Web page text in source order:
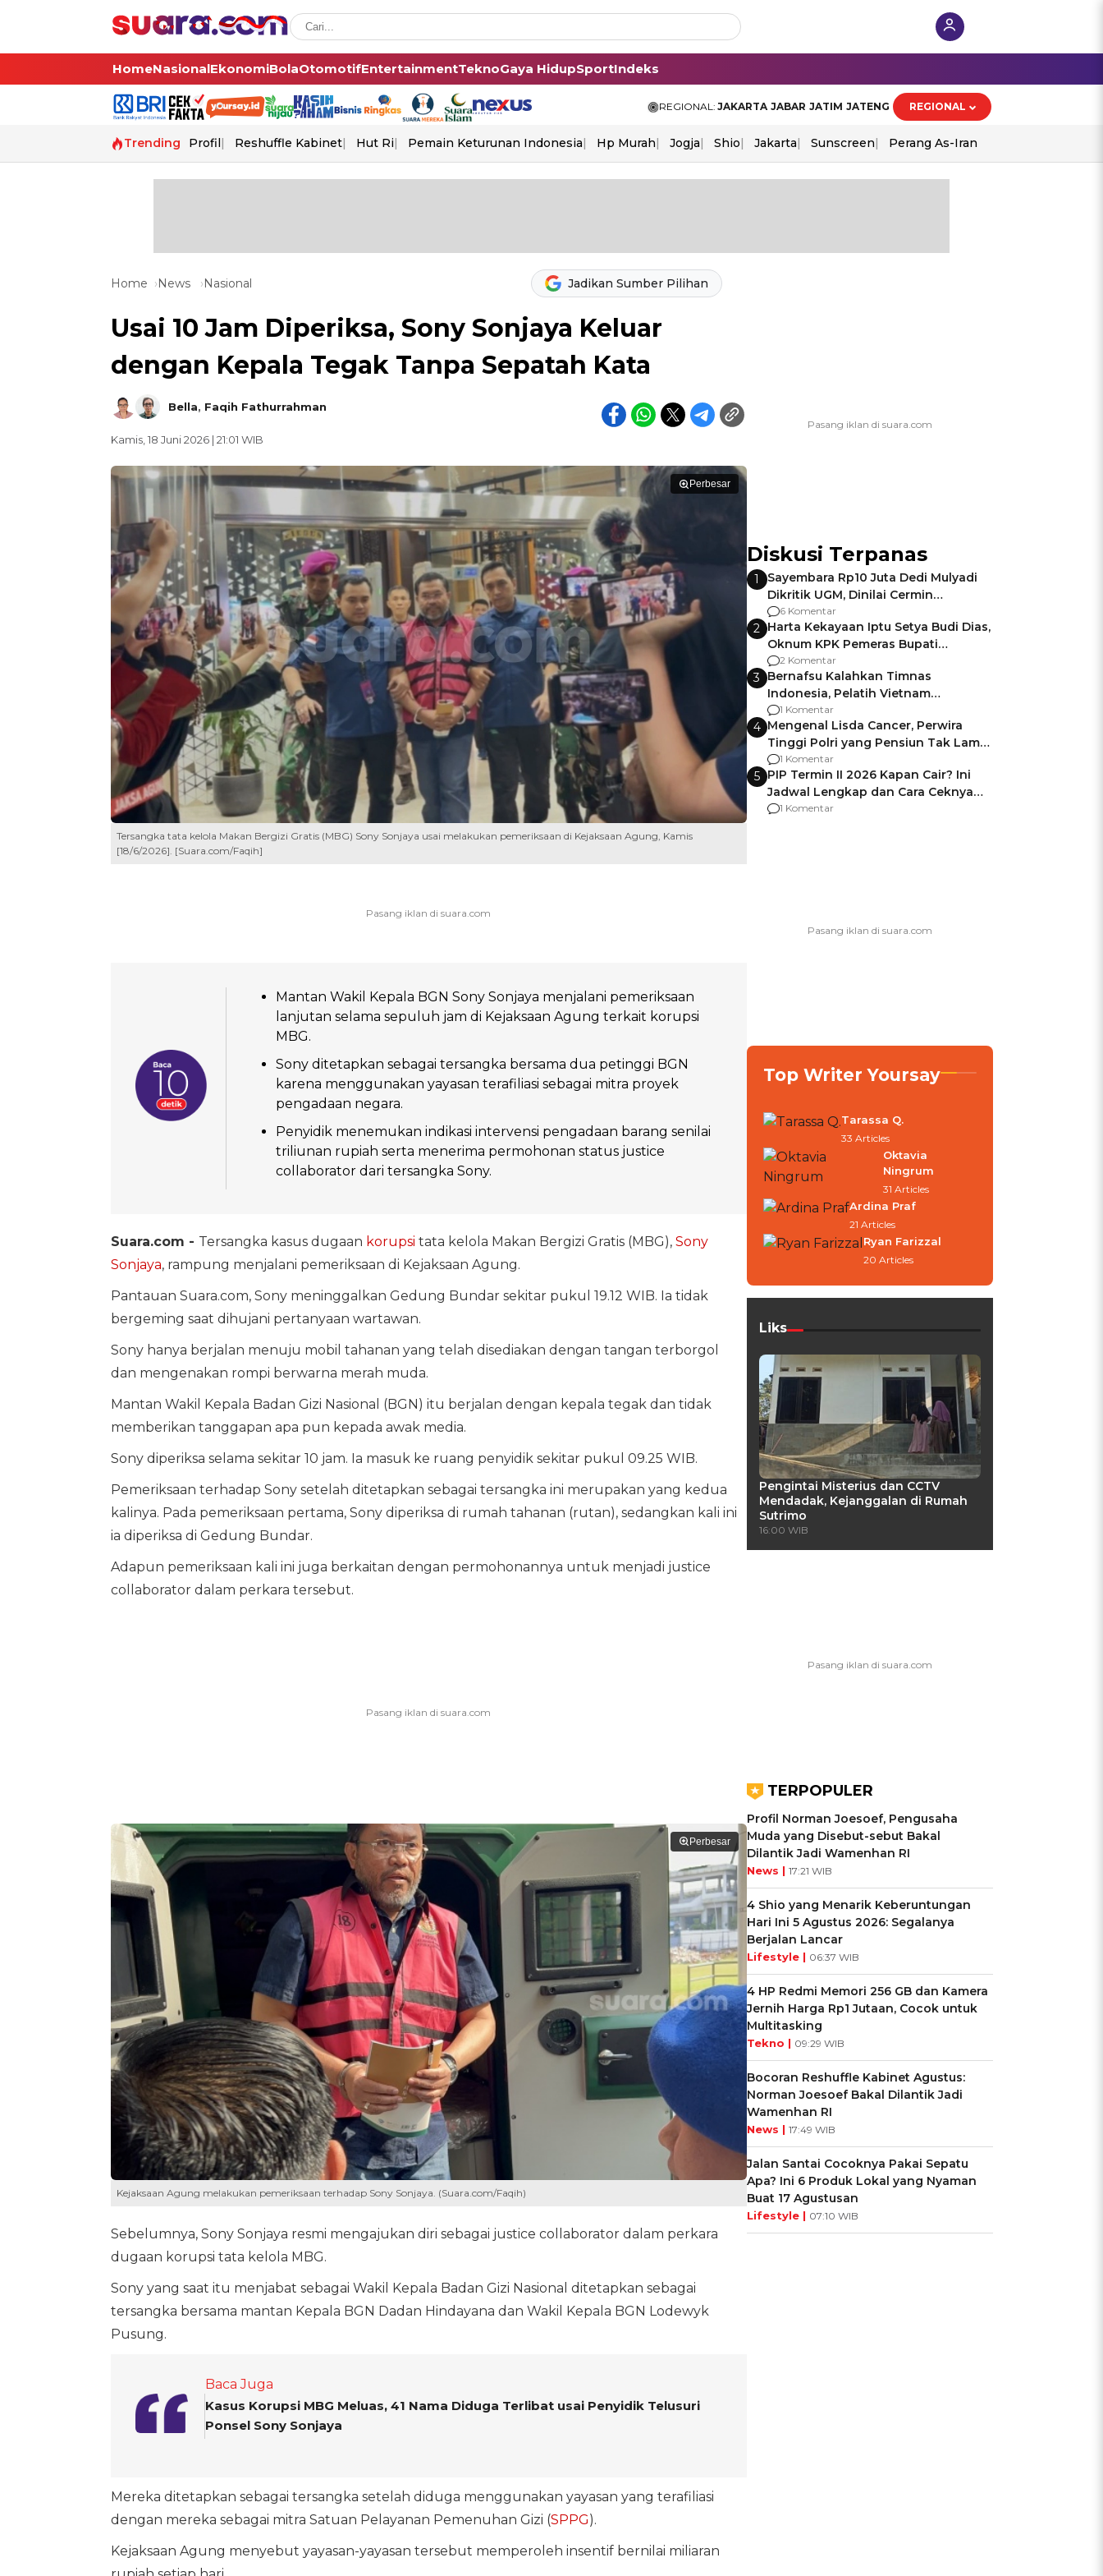
HomeNasionalEkonomiBolaOtomotifEntertainmentTeknoGaya HidupSportIndeks
REGIONAL: JAKARTA JABAR JATIM JATENG REGIONAL
Trending Profil Reshuffle Kabinet Hut Ri Pemain Keturunan Indonesia Hp Murah Jogja Shio Jakarta Sunscreen Perang As-Iran
Home News Nasional Jadikan Sumber Pilihan
Usai 10 Jam Diperiksa, Sony Sonjaya Keluar
dengan Kepala Tegak Tanpa Sepatah Kata
Bella, Faqih Fathurrahman
Kamis, 18 Juni 2026 | 21:01 WIB
Perbesar
Tersangka tata kelola Makan Bergizi Gratis (MBG) Sony Sonjaya usai melakukan pemeriksaan di Kejaksaan Agung, Kamis
[18/6/2026]. [Suara.com/Faqih]
Mantan Wakil Kepala BGN Sony Sonjaya menjalani pemeriksaan
lanjutan selama sepuluh jam di Kejaksaan Agung terkait korupsi
MBG.
Sony ditetapkan sebagai tersangka bersama dua petinggi BGN
karena menggunakan yayasan terafiliasi sebagai mitra proyek
pengadaan negara.
Penyidik menemukan indikasi intervensi pengadaan barang senilai
triliunan rupiah serta menerima permohonan status justice
collaborator dari tersangka Sony.
Suara.com - Tersangka kasus dugaan korupsi tata kelola Makan Bergizi Gratis (MBG), Sony
Sonjaya, rampung menjalani pemeriksaan di Kejaksaan Agung.
Pantauan Suara.com, Sony meninggalkan Gedung Bundar sekitar pukul 19.12 WIB. Ia tidak
bergeming saat dihujani pertanyaan wartawan.
Sony hanya berjalan menuju mobil tahanan yang telah disediakan dengan tangan terborgol
dan mengenakan rompi berwarna merah muda.
Mantan Wakil Kepala Badan Gizi Nasional (BGN) itu berjalan dengan kepala tegak dan tidak
memberikan tanggapan apa pun kepada awak media.
Sony diperiksa selama sekitar 10 jam. Ia masuk ke ruang penyidik sekitar pukul 09.25 WIB.
Pemeriksaan terhadap Sony setelah ditetapkan sebagai tersangka ini merupakan yang kedua
kalinya. Pada pemeriksaan pertama, Sony diperiksa di rumah tahanan (rutan), sedangkan kali ini
ia diperiksa di Gedung Bundar.
Adapun pemeriksaan kali ini juga berkaitan dengan permohonannya untuk menjadi justice
collaborator dalam perkara tersebut.
Perbesar
Kejaksaan Agung melakukan pemeriksaan terhadap Sony Sonjaya. (Suara.com/Faqih)
Sebelumnya, Sony Sonjaya resmi mengajukan diri sebagai justice collaborator dalam perkara
dugaan korupsi tata kelola MBG.
Sony yang saat itu menjabat sebagai Wakil Kepala Badan Gizi Nasional ditetapkan sebagai
tersangka bersama mantan Kepala BGN Dadan Hindayana dan Wakil Kepala BGN Lodewyk
Pusung.
Baca Juga
Kasus Korupsi MBG Meluas, 41 Nama Diduga Terlibat usai Penyidik Telusuri
Ponsel Sony Sonjaya
Mereka ditetapkan sebagai tersangka setelah diduga menggunakan yayasan yang terafiliasi
dengan mereka sebagai mitra Satuan Pelayanan Pemenuhan Gizi (SPPG).
Kejaksaan Agung menyebut yayasan-yayasan tersebut memperoleh insentif bernilai miliaran
Diskusi Terpanas
1
Sayembara Rp10 Juta Dedi Mulyadi
Dikritik UGM, Dinilai Cermin
Gagalnya Negara Jamin Keamanan
6 Komentar
2 Harta Kekayaan Iptu Setya Budi Dias,
Oknum KPK Pemeras Bupati
Pemalang
2 Komentar
3 Bernafsu Kalahkan Timnas
Indonesia, Pelatih Vietnam
Berencana Pakai Jimat di Pakansari
1 Komentar
4 Mengenal Lisda Cancer, Perwira
Tinggi Polri yang Pensiun Tak Lama
Usai Jadi Brigjen
1 Komentar
5 PIP Termin II 2026 Kapan Cair? Ini
Jadwal Lengkap dan Cara Ceknya
agar Dana Tidak Hangus!
1 Komentar
Top Writer Yoursay
Tarassa Q.
33 Articles
Oktavia
Ningrum
31 Articles
Ardina Praf
21 Articles
Ryan Farizzal
20 Articles
Liks
Pengintai Misterius dan CCTV
Mendadak, Kejanggalan di Rumah
Sutrimo
16:00 WIB
TERPOPULER
Profil Norman Joesoef, Pengusaha
Muda yang Disebut-sebut Bakal
Dilantik Jadi Wamenhan RI
News | 17:21 WIB
4 Shio yang Menarik Keberuntungan
Hari Ini 5 Agustus 2026: Segalanya
Berjalan Lancar
Lifestyle | 06:37 WIB
4 HP Redmi Memori 256 GB dan Kamera
Jernih Harga Rp1 Jutaan, Cocok untuk
Multitasking
Tekno | 09:29 WIB
Bocoran Reshuffle Kabinet Agustus:
Norman Joesoef Bakal Dilantik Jadi
Wamenhan RI
News | 17:49 WIB
Jalan Santai Cocoknya Pakai Sepatu
Apa? Ini 6 Produk Lokal yang Nyaman
Buat 17 Agustusan
Lifestyle | 07:10 WIB